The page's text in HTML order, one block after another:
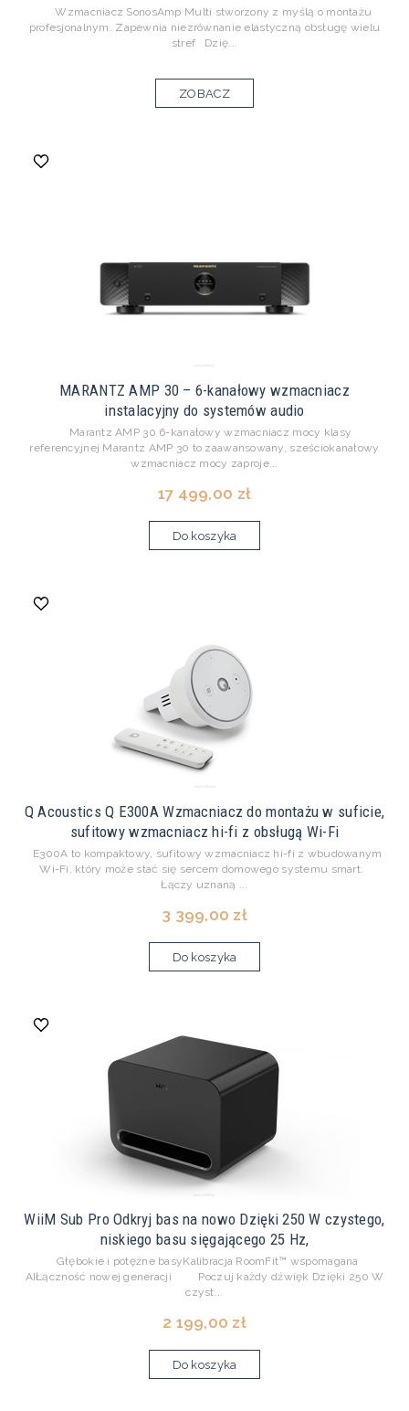
Wzmacniacz SonosAmp Multi stworzony z myślą o montażu
profesjonalnym. Zapewnia niezrównanie elastyczną obsługę wielu
stref Dzię...
ZOBACZ
MARANTZ AMP 30 – 6-kanałowy wzmacniacz
instalacyjny do systemów audio
Marantz AMP 30 6-kanałowy wzmacniacz mocy klasy
referencyjnej Marantz AMP 30 to zaawansowany, sześciokanałowy
wzmacniacz mocy zaproje...
17 499,00 zł
Do koszyka
Q Acoustics Q E300A Wzmacniacz do montażu w suficie,
sufitowy wzmacniacz hi-fi z obsługą Wi-Fi
E300A to kompaktowy, sufitowy wzmacniacz hi-fi z wbudowanym
Wi-Fi, który może stać się sercem domowego systemu smart.
Łączy uznaną ...
3 399,00 zł
Do koszyka
WiiM Sub Pro Odkryj bas na nowo Dzięki 250 W czystego,
niskiego basu sięgającego 25 Hz,
Głębokie i potężne basyKalibracja RoomFit™ wspomagana
AIŁączność nowej generacji Poczuj każdy dźwięk Dzięki 250 W
czyst...
2 199,00 zł
Do koszyka